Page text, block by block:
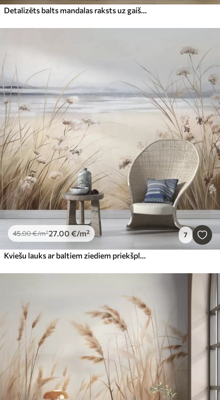
Detalizēts balts mandalas raksts uz gaiši pelēka teksturēta vintage fona
45.00€/m²27.00 €/m² 7
Kviešu lauks ar baltiem ziediem priekšplānā, pludmale un okeāns fonā, neitrālas pasteļtoņu pieklusinātas krāsas